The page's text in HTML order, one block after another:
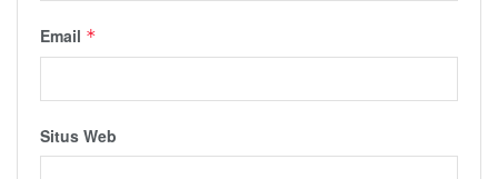
Email *
Situs Web